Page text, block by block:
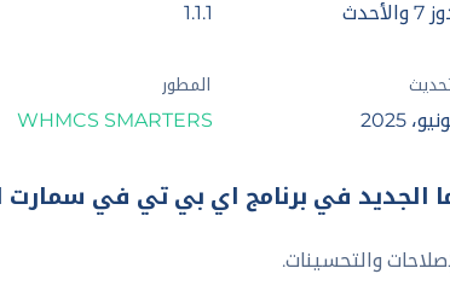
1.1.1
المطور
WHMCS SMARTERS
الجديد في برنامج اي بي تي في سمارت للكمبيوتر
والتحسينات.